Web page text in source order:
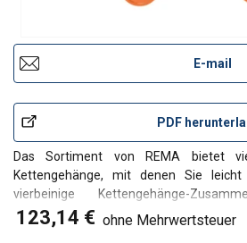
E-mail
PDF
Das Sortiment von REMA bietet
Kettengehänge, mit denen Sie
vierbeinige Kettengehänge-
können. Jedes Bauteil ist auf
Bedarf einzeln geliefert und
123,14 € ohne Mehrwertsteuer